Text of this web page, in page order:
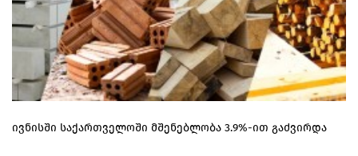
ივნისში საქართველოში მშენებლობა 3.9%-ით გაძვირდა